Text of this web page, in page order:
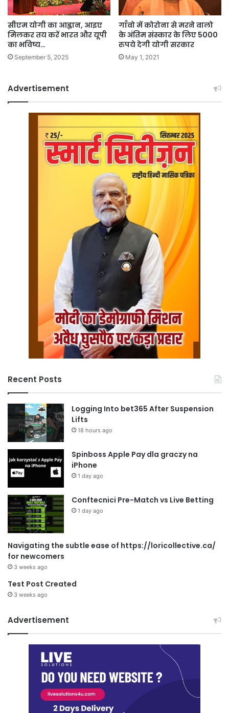
सीएम योगी का आह्वान, आइए
मिलकर तय करें भारत और यूपी
का भविष्य…
September 5, 2025
गाँवो में कोरोना से मरने वालो
के अंतिम संस्कार के लिए 5000
रुपये देगी योगी सरकार
May 1, 2021
Advertisement
Recent Posts
Logging Into bet365 After Suspension
Lifts
18 hours ago
Spinboss Apple Pay dla graczy na
iPhone
1 day ago
Conftecnici Pre-Match vs Live Betting
1 day ago
Navigating the subtle ease of https://loricollective.ca/
for newcomers
3 weeks ago
Test Post Created
3 weeks ago
Advertisement